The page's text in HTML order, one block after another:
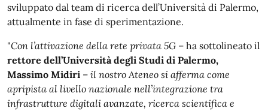
sviluppato dal team di ricerca dell’Università di Palermo,
attualmente in fase di sperimentazione.
"Con l’attivazione della rete privata 5G – ha sottolineato il
rettore dell’Università degli Studi di Palermo,
Massimo Midiri – il nostro Ateneo si afferma come
apripista al livello nazionale nell’integrazione tra
infrastrutture digitali avanzate, ricerca scientifica e